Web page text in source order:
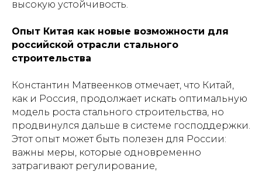
высокую устойчивость.
Опыт Китая как новые возможности для
российской отрасли стального
строительства
Константин Матвеенков отмечает, что Китай,
как и Россия, продолжает искать оптимальную
модель роста стального строительства, но
продвинулся дальше в системе господдержки.
Этот опыт может быть полезен для России:
важны меры, которые одновременно
затрагивают регулирование,